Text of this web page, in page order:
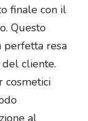
finale con il
Questo
perfetta resa
cliente.
cosmetici
al